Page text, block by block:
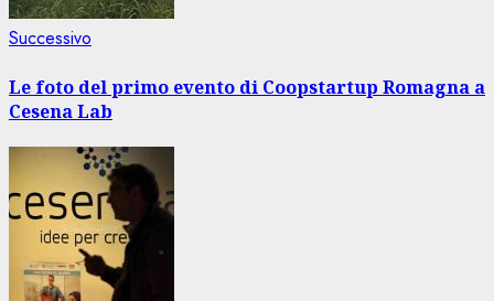
Successivo
Le foto del primo evento di Coopstartup Romagna a
Cesena Lab